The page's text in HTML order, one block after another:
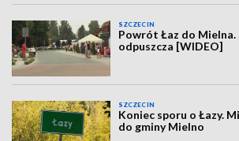
SZCZECIN
Powrót Łaz do Mielna.
odpuszcza [WIDEO]
SZCZECIN
Koniec sporu o Łazy.
do gminy Mielno